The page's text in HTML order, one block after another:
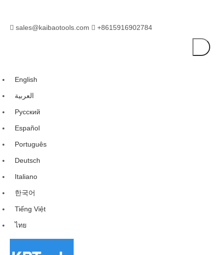
 sales@kaibaotools.com  +8615916902784
English
العربية
Pусский
Español
Português
Deutsch
Italiano
한국어
Tiếng Việt
ไทย